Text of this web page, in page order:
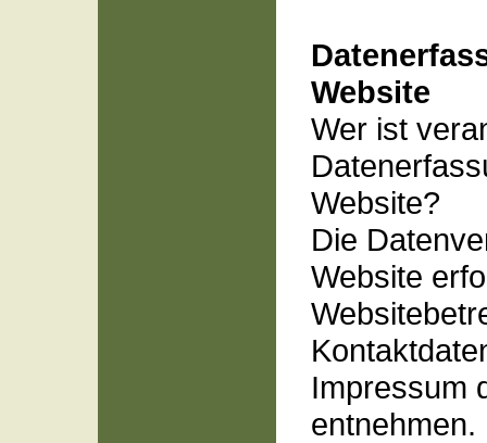
Website
Wer ist
Website?
Die
Website
Impressum
entnehmen.